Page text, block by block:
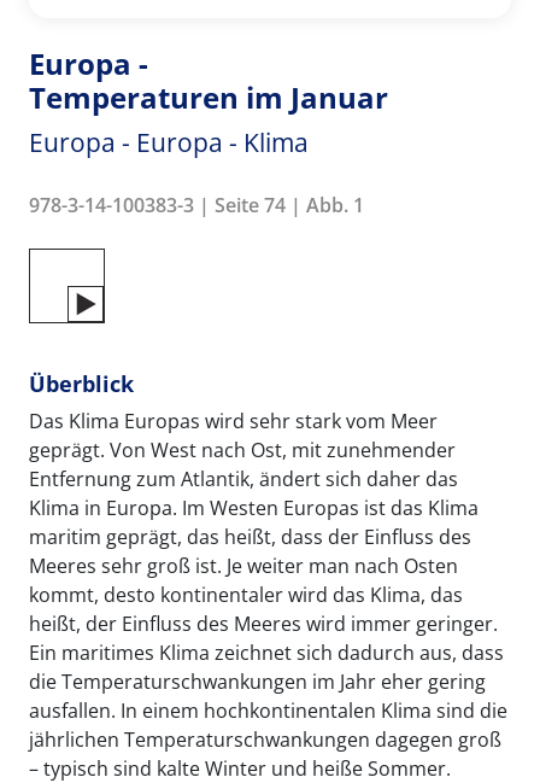
Europa -
Temperaturen im Januar
Europa - Europa - Klima
978-3-14-100383-3 | Seite 74 | Abb. 1
Überblick
Das Klima Europas wird sehr stark vom Meer
geprägt. Von West nach Ost, mit zunehmender
Entfernung zum Atlantik, ändert sich daher das
Klima in Europa. Im Westen Europas ist das Klima
maritim geprägt, das heißt, dass der Einfluss des
Meeres sehr groß ist. Je weiter man nach Osten
kommt, desto kontinentaler wird das Klima, das
heißt, der Einfluss des Meeres wird immer geringer.
Ein maritimes Klima zeichnet sich dadurch aus, dass
die Temperaturschwankungen im Jahr eher gering
ausfallen. In einem hochkontinentalen Klima sind die
jährlichen Temperaturschwankungen dagegen groß
– typisch sind kalte Winter und heiße Sommer.